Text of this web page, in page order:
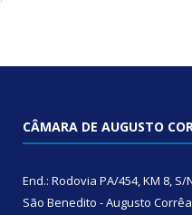
CÂMARA DE AUGUSTO
End.: Rodovia PA/454, KM 8, S/
São Benedito - Augusto Corrêa